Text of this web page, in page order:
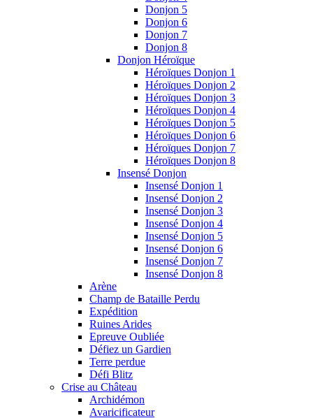
Donjon 5
Donjon 6
Donjon 7
Donjon 8
Donjon Héroïque
Héroïques Donjon 1
Héroïques Donjon 2
Héroïques Donjon 3
Héroïques Donjon 4
Héroïques Donjon 5
Héroïques Donjon 6
Héroïques Donjon 7
Héroïques Donjon 8
Insensé Donjon
Insensé Donjon 1
Insensé Donjon 2
Insensé Donjon 3
Insensé Donjon 4
Insensé Donjon 5
Insensé Donjon 6
Insensé Donjon 7
Insensé Donjon 8
Arène
Champ de Bataille Perdu
Expédition
Ruines Arides
Epreuve Oubliée
Défiez un Gardien
Terre perdue
Défi Blitz
Crise au Château
Archidémon
Avaricificateur